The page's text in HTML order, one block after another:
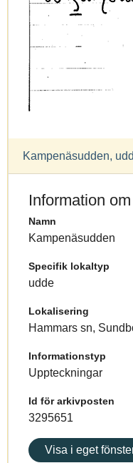
Kampenäsudden,
Information
Namn
Kampenäsudden
Specifik lokaltyp
udde
Lokalisering
Hammars sn,
Informationstyp
Uppteckningar
Id för arkivposten
3295651
Visa i eget